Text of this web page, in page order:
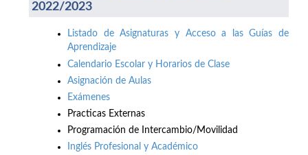
2022/2023
Listado de Asignaturas y Acceso a las Guías de
Aprendizaje
Calendario Escolar y Horarios de Clase
Asignación de Aulas
Exámenes
Practicas Externas
Programación de Intercambio/Movilidad
Inglés Profesional y Académico